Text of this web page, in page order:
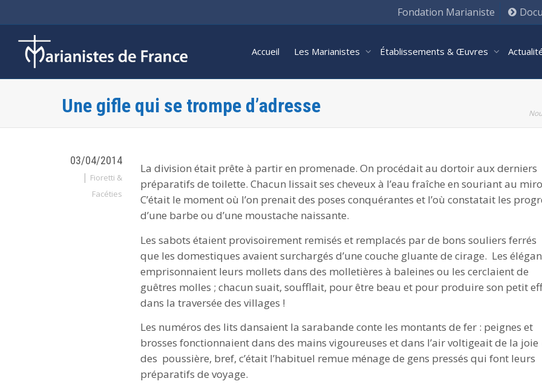
Fondation Marianiste
Accueil Les Marianistes Établissements & Œuvres
Une gifle qui se trompe d’adresse
03/04/2014
| Fioretti &
Facéties
La division était prête à partir en promenade. On procédait au dortoir aux derniers
préparatifs de toilette. Chacun lissait ses cheveux à l’eau fraîche en souriant au
C’était le moment où l’on prenait des poses conquérantes et l’où constatait les
d’une barbe ou d’une moustache naissante.
Les sabots étaient provisoirement remisés et remplacés par de bons souliers ferrés
que les domestiques avaient surchargés d’une couche gluante de cirage. Les
emprisonnaient leurs mollets dans des molletières à baleines ou les cerclaient de
guêtres molles ; chacun suait, soufflait, pour être beau et pour produire son petit
dans la traversée des villages !
Les numéros des lits dansaient la sarabande conte les montants de fer : peignes et
brosses fonctionnaient dans des mains vigoureuses et dans l’air voltigeait de la
des poussière, bref, c’était l’habituel remue ménage de gens pressés qui font leurs
préparatifs de voyage.